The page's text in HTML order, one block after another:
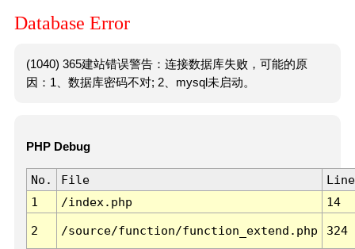
Database Error
(1040) 365建站错误警告：连接数据库失败，可能的原
因：1、数据库密码不对; 2、mysql未启动。
PHP Debug
No. File
Line
1
/index.php 14
2 /source/function/function_extend.php 324